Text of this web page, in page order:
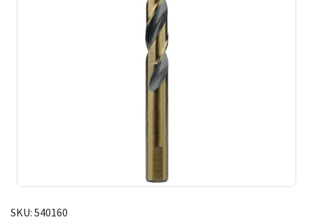
SKU: 540160